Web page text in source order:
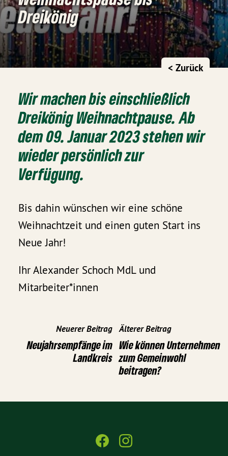
Dreikönig
< Zurück
Wir machen bis einschließlich
Dreikönig Weihnachtpause. Ab
dem 09. Januar 2023 stehen wir
wieder persönlich zur
Verfügung.
Bis dahin wünschen wir eine schöne
Weihnachtzeit und einen guten Start ins
Neue Jahr!
Ihr Alexander Schoch MdL und
Mitarbeiter*innen
Neuerer Beitrag
Neujahrsempfänge im
Landkreis
Älterer Beitrag
Wie können Unternehmen
zum Gemeinwohl
beitragen?